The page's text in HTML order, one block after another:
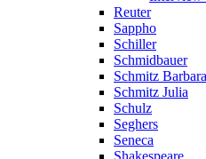
Reuter
Sappho
Schiller
Schmidbauer
Schmitz Barbara
Schmitz Julia
Schulz
Seghers
Seneca
Shakespeare